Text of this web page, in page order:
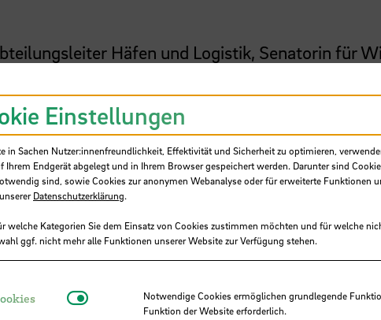
Häfen und Logistik, Senatorin für
Hansestadt Bremen und Honorarprofessor der
Amsterdam)
Flussgebietsgemeinschaft Weser,
des Projektes »Treibgut« zusammen mit Stephan
Einstellungen
in Sachen Nutzer:innenfreundlichkeit, Effektivität und Sicherheit zu optimieren,
Ihrem Endgerät abgelegt und in Ihrem Browser gespeichert werden. Darunter sind
sind, sowie Cookies zur anonymen Webanalyse oder für erweiterte Funktionen
Datenschutzerklärung.
welche Kategorien Sie dem Einsatz von Cookies zustimmen möchten und für welche
ggf. nicht mehr alle Funktionen unserer Website zur Verfügung stehen.
Notwendige CookiesNotwendige Cookies ermöglichen grundlegende
Funktion der Website erforderlich.